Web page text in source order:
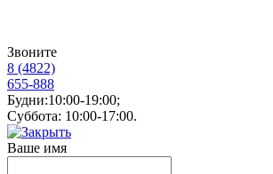
Звоните
8 (4822)
655-888
Будни:10:00-19:00;
Суббота: 10:00-17:00.
Ваше имя